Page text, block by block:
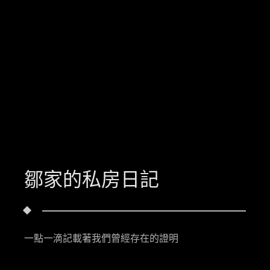
鄒家的私房日記
一點一滴記載著我們曾經存在的證明